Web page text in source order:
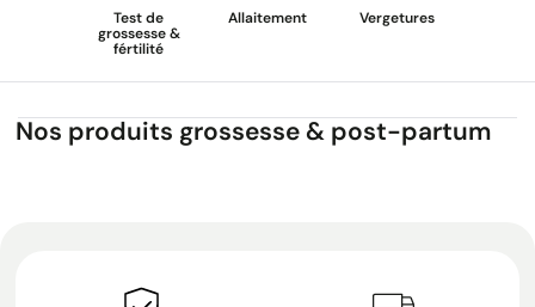
période si particulière.
Test de
grossesse &
fértilité
Allaitement Vergetures
Nos produits grossesse & post-partum